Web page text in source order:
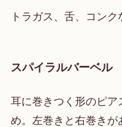
トラガス、舌、コンク
スパイラルバーベル
耳に巻きつく形のピ
め。左巻きと右巻きが